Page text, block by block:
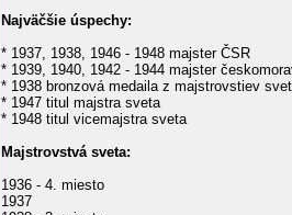
Najväčšie úspechy:
* 1937, 1938, 1946 - 1948 majster ČSR
* 1939, 1940, 1942 - 1944 majster
* 1938 bronzová medaila z majstrovstiev
* 1947 titul majstra sveta
* 1948 titul vicemajstra sveta
Majstrovstvá sveta:
1936 - 4. miesto
1937